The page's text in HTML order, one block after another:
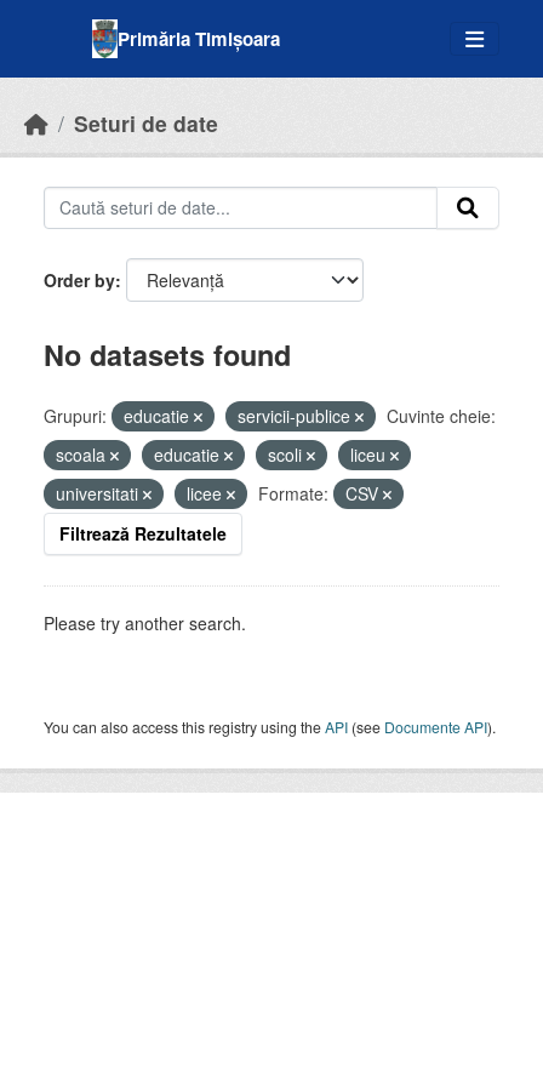
Primăria Timișoara
Seturi de date
Order by
No datasets found
Grupuri: educatie servicii-publice
Cuvinte cheie:
scoala
educatie scoli
liceu
universitati
licee Formate:
CSV
Filtrează Rezultatele
Please try another search.
You can also access this registry using theAPI (see Documente API).